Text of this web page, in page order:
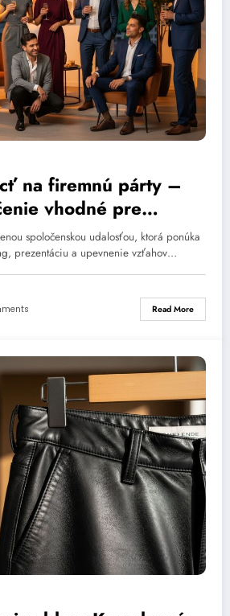
na firemnú párty –
vhodné pre
spoločenskou udalosťou, ktorá ponúka
prezentáciu a upevnenie vzťahov…
Read More